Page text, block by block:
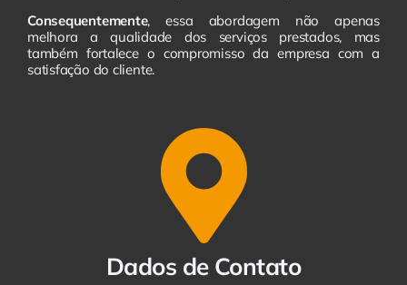
Consequentemente, essa abordagem não apenas
melhora a qualidade dos serviços prestados, mas
também fortalece o compromisso da empresa com a
satisfação do cliente.
Dados de Contato